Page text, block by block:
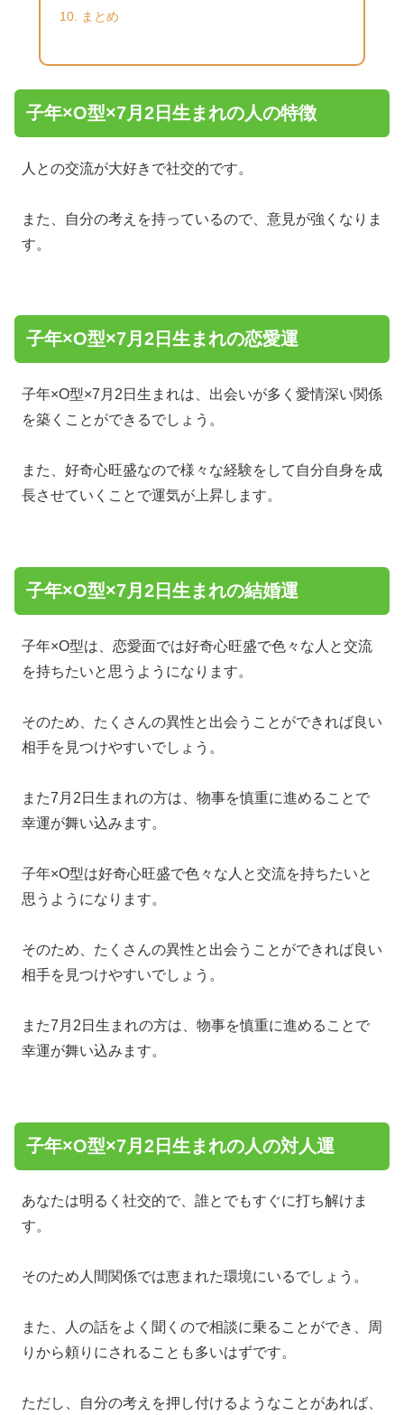
まとめ
子年×O型×7月2日生まれの人の特徴
人との交流が大好きで社交的です。
また、自分の考えを持っているので、意見が強くなりま
す。
子年×O型×7月2日生まれの恋愛運
子年×O型×7月2日生まれは、出会いが多く愛情深い関係
を築くことができるでしょう。
また、好奇心旺盛なので様々な経験をして自分自身を成
長させていくことで運気が上昇します。
子年×O型×7月2日生まれの結婚運
子年×O型は、恋愛面では好奇心旺盛で色々な人と交流
を持ちたいと思うようになります。
そのため、たくさんの異性と出会うことができれば良い
相手を見つけやすいでしょう。
また7月2日生まれの方は、物事を慎重に進めることで
幸運が舞い込みます。
子年×O型は好奇心旺盛で色々な人と交流を持ちたいと
思うようになります。
そのため、たくさんの異性と出会うことができれば良い
相手を見つけやすいでしょう。
また7月2日生まれの方は、物事を慎重に進めることで
幸運が舞い込みます。
子年×O型×7月2日生まれの人の対人運
あなたは明るく社交的で、誰とでもすぐに打ち解けま
す。
そのため人間関係では恵まれた環境にいるでしょう。
また、人の話をよく聞くので相談に乗ることができ、周
りから頼りにされることも多いはずです。
ただし、自分の考えを押し付けるようなことがあれば、